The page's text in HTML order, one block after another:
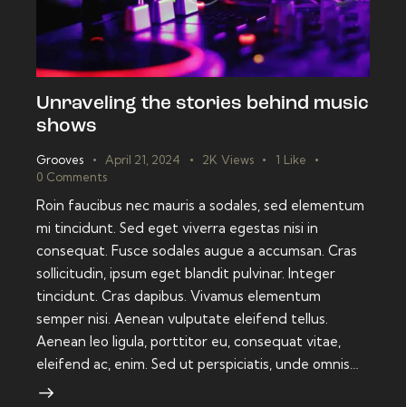
Unraveling the stories behind music
shows
Grooves April 21, 2024 2K Views 1 Like
0 Comments
Roin faucibus nec mauris a sodales, sed elementum
mi tincidunt. Sed eget viverra egestas nisi in
consequat. Fusce sodales augue a accumsan. Cras
sollicitudin, ipsum eget blandit pulvinar. Integer
tincidunt. Cras dapibus. Vivamus elementum
semper nisi. Aenean vulputate eleifend tellus.
Aenean leo ligula, porttitor eu, consequat vitae,
eleifend ac, enim. Sed ut perspiciatis, unde omnis…